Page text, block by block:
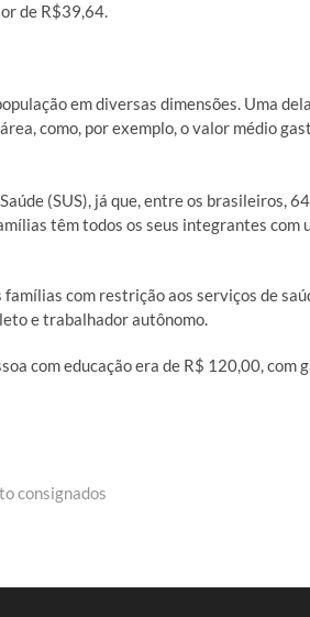
de R$39,64.
em diversas dimensões. Uma
como, por exemplo, o valor médio
(SUS), já que, entre os brasileiros,
têm todos os seus integrantes com
com restrição aos serviços de
e trabalhador autônomo.
com educação era de R$ 120,00, com
consignados